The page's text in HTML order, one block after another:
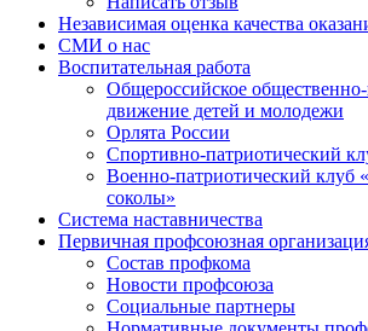
Независимая оценка качества
СМИ о нас
Воспитательная работа
Общероссийское общественно-
движение детей и молодежи
Орлята России
Спортивно-патриотический
Военно-патриотический клуб
соколы»
Система наставничества
Первичная профсоюзная
Состав профкома
Новости профсоюза
Социальные партнеры